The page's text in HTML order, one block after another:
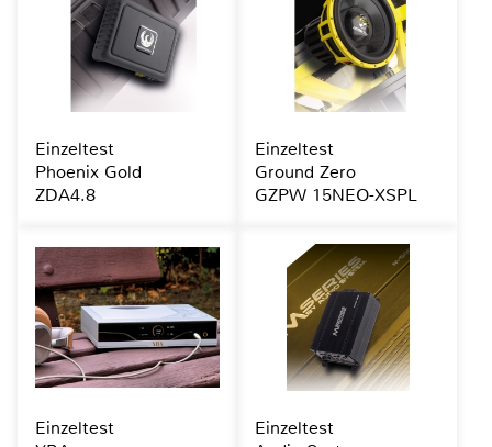
Einzeltest
Phoenix Gold
ZDA4.8
Einzeltest
Ground Zero
GZPW 15NEO-XSPL
Einzeltest
Einzeltest